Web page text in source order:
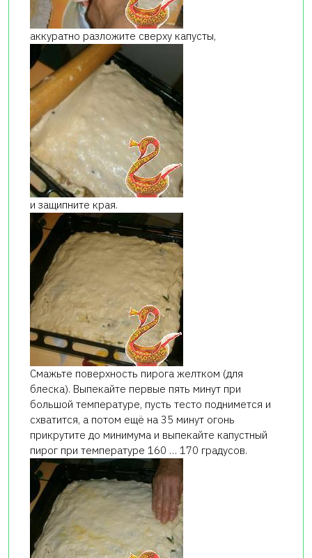
аккуратно разложите сверху капусты,
и защипните края.
Смажьте поверхность пирога желтком (для
блеска). Выпекайте первые пять минут при
большой температуре, пусть тесто поднимется и
схватится, а потом ещё на 35 минут огонь
прикрутите до минимума и выпекайте капустный
пирог при температуре 160 … 170 градусов.